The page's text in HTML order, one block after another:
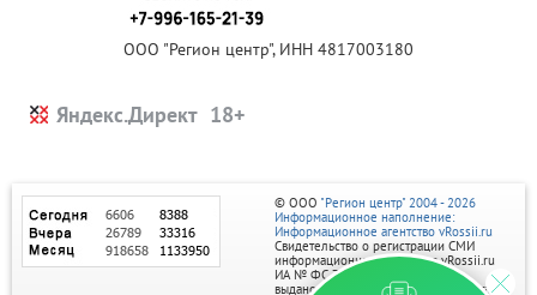
ООО "Регион центр", ИНН 4817003180
Яндекс.Директ
© ООО "Регион центр" 2004 - 2026
Информационное наполнение:
Информационное агентство vRossii.ru
Свидетельство о регистрации СМИ
информационного агентства vRossii.ru
ИА № ФС 77‑35502
выдано РОСКОМНАДЗОРом 04 марта